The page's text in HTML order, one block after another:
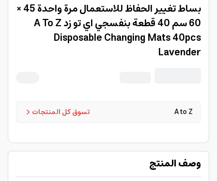
بساط تغيير الحفاظ للاستعمال مرة واحدة 45 ×
60 سم 40 قطعة بنفسجي اي تو زد A To Z
Disposable Changing Mats 40pcs
Lavender
تسوق كل المنتجات A to Z
وصف المنتج